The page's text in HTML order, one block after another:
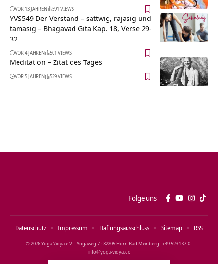
VOR 13 JAHREN 591 VIEWS
YVS549 Der Verstand – sattwig, rajasig und
tamasig – Bhagavad Gita Kap. 18, Verse 29-
32
VOR 4 JAHREN 501 VIEWS
Meditation – Zitat des Tages
VOR 5 JAHREN 529 VIEWS
Folge uns
© 2026 Yoga Vidya e.V. · Yogaweg 7 · 32805 Horn‑Bad Meinberg · +49 5234 87‑0 ·
info@yoga‑vidya.de
Datenschutz Impressum Haftungsausschluss Sitemap RSS